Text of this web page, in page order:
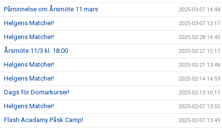
Påminnelse om Årsmöte 11 mars 2025-03-07 14:48
Helgens Matcher! 2025-03-07 12:17
Helgens Matcher! 2025-02-28 14:45
Årsmöte 11/3 kl. 18.00 2025-02-27 15:17
Helgens Matcher! 2025-02-21 13:48
Helgens Matcher! 2025-02-14 14:59
Dags för Domarkurser! 2025-02-13 10:17
Helgens Matcher! 2025-02-07 13:55
Flash Acadamy Påsk Camp! 2025-02-07 13:49